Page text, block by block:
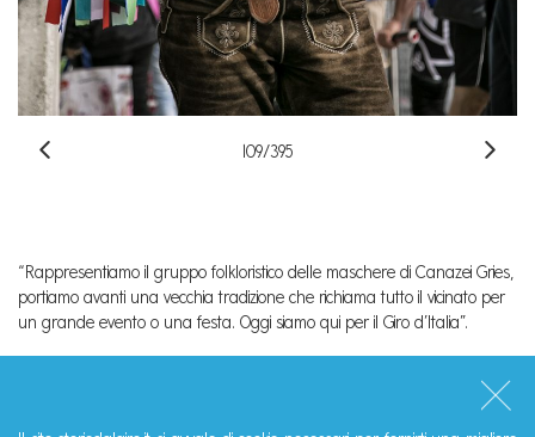
109/395
“Rappresentiamo il gruppo folkloristico delle maschere di Canazei Gries,
portiamo avanti una vecchia tradizione che richiama tutto il vicinato per
un grande evento o una festa. Oggi siamo qui per il Giro d’Italia”.